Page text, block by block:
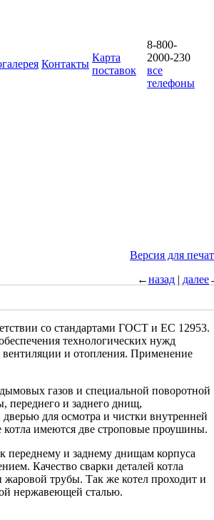
Контакты
Карта
поставок
8-800-
2000-230
все
телефоны
Версия для
←назад | далее
со стандартами ГОСТ и ЕС 12953.
технологических нужд
и отопления. Применение
газов и специальной поворотной
переднего и заднего днищ,
для осмотра и чистки внутренней
имеются две строповые проушины.
переднему и заднему днищам корпуса
Качество сварки деталей котла
жаровой трубы. Так же котел проходит и
нержавеющей сталью.